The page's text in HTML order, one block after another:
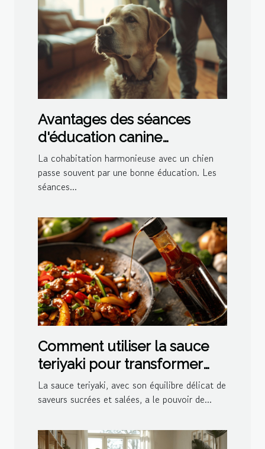
Avantages des séances
d'éducation canine
personnalisées à domicile
La cohabitation harmonieuse avec un chien
passe souvent par une bonne éducation. Les
séances...
Comment utiliser la sauce
teriyaki pour transformer
vos plats
La sauce teriyaki, avec son équilibre délicat de
saveurs sucrées et salées, a le pouvoir de...